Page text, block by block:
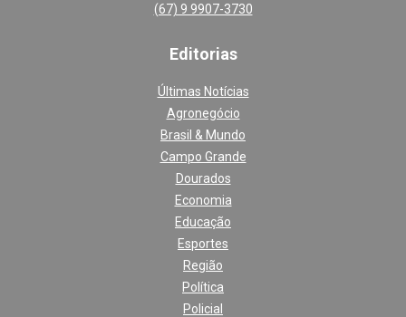
(67) 9 9907-3730
Editorias
Últimas Notícias
Agronegócio
Brasil & Mundo
Campo Grande
Dourados
Economia
Educação
Esportes
Região
Política
Policial